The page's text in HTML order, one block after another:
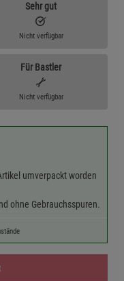
Sehr gut
Nicht verfügbar
Für Bastler
Nicht verfügbar
umverpackt worden
ohne Gebrauchsspuren.